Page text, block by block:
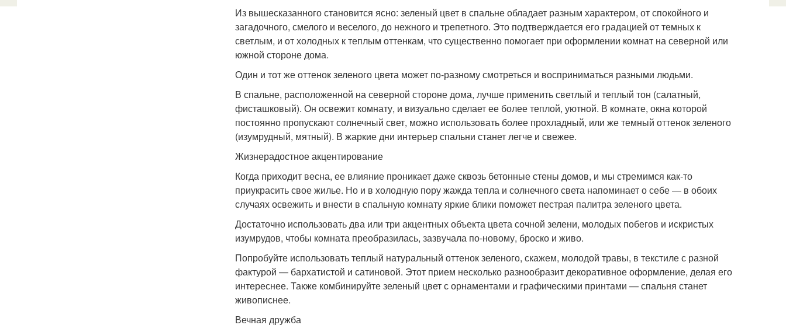
Из вышесказанного становится ясно: зеленый цвет в спальне обладает разным характером, от спокойного и
загадочного, смелого и веселого, до нежного и трепетного. Это подтверждается его градацией от темных к
светлым, и от холодных к теплым оттенкам, что существенно помогает при оформлении комнат на северной или
южной стороне дома.
Один и тот же оттенок зеленого цвета может по-разному смотреться и восприниматься разными людьми.
В спальне, расположенной на северной стороне дома, лучше применить светлый и теплый тон (салатный,
фисташковый). Он освежит комнату, и визуально сделает ее более теплой, уютной. В комнате, окна которой
постоянно пропускают солнечный свет, можно использовать более прохладный, или же темный оттенок зеленого
(изумрудный, мятный). В жаркие дни интерьер спальни станет легче и свежее.
Жизнерадостное акцентирование
Когда приходит весна, ее влияние проникает даже сквозь бетонные стены домов, и мы стремимся как-то
приукрасить свое жилье. Но и в холодную пору жажда тепла и солнечного света напоминает о себе — в обоих
случаях освежить и внести в спальную комнату яркие блики поможет пестрая палитра зеленого цвета.
Достаточно использовать два или три акцентных объекта цвета сочной зелени, молодых побегов и искристых
изумрудов, чтобы комната преобразилась, зазвучала по-новому, броско и живо.
Попробуйте использовать теплый натуральный оттенок зеленого, скажем, молодой травы, в текстиле с разной
фактурой — бархатистой и сатиновой. Этот прием несколько разнообразит декоративное оформление, делая его
интереснее. Также комбинируйте зеленый цвет с орнаментами и графическими принтами — спальня станет
живописнее.
Вечная дружба